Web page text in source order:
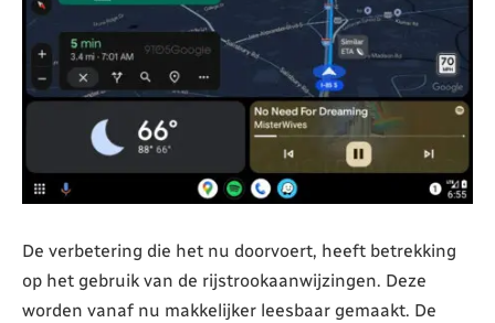
De verbetering die het nu doorvoert, heeft betrekking
op het gebruik van de rijstrookaanwijzingen. Deze
worden vanaf nu makkelijker leesbaar gemaakt. De